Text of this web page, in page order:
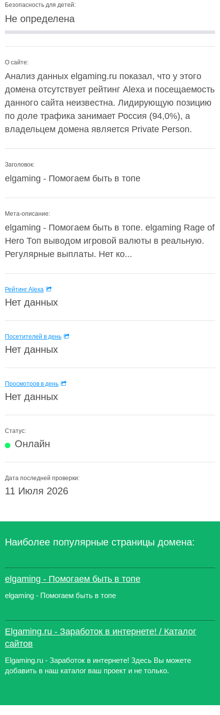
Безопасность для детей:
Не определена
О сайте:
Анализ данных elgaming.ru показал, что у этого
домена отсутствует рейтинг Alexa и посещаемость
данного сайта неизвестна. Лидирующую позицию
по доле трафика занимает Россия (94,0%), а
владельцем домена является Private Person.
Заголовок:
elgaming - Помогаем быть в топе
Мета-описание:
elgaming - Помогаем быть в топе. elgaming Rage of
Hero Топ выводом игровой валюты в реальную.
Регулярные выплаты. Нет ко...
Рейтинг Alexa
Нет данных
Посетителей в день
Нет данных
Просмотров в день
Нет данных
Статус:
Онлайн
Дата последней проверки:
11 Июля 2026
Наиболее популярные страницы домена:
elgaming - Помогаем быть в топе
elgaming - Помогаем быть в топе
Elgaming.ru - Заработок в интернете! / Каталог
сайтов
Elgaming.ru - Заработок в интернете! Здесь Вы можете
добавить в наш каталог ваш проект и не только.